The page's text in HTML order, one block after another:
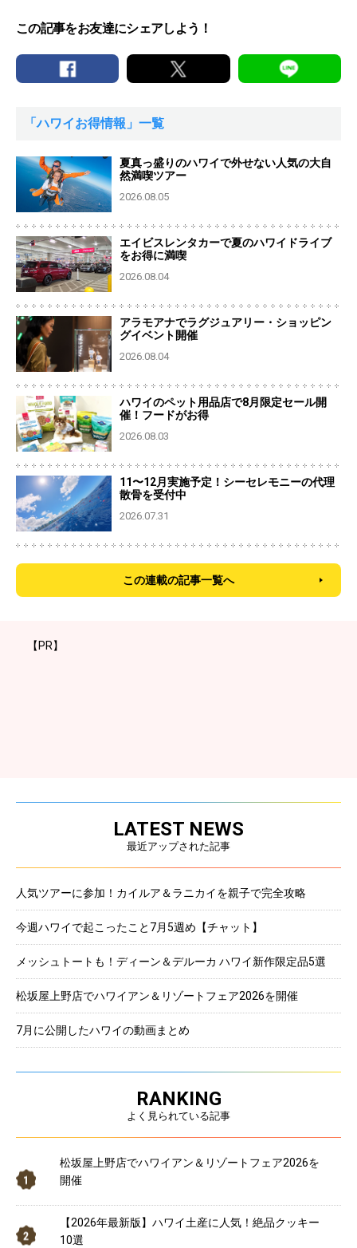
この記事をお友達にシェアしよう！
「ハワイお得情報」一覧
夏真っ盛りのハワイで外せない人気の大自
然満喫ツアー
2026.08.05
エイビスレンタカーで夏のハワイドライブ
をお得に満喫
2026.08.04
アラモアナでラグジュアリー・ショッピン
グイベント開催
2026.08.04
ハワイのペット用品店で8月限定セール開
催！フードがお得
2026.08.03
11〜12月実施予定！シーセレモニーの代理
散骨を受付中
2026.07.31
この連載の記事一覧へ
【PR】
LATEST NEWS
最近アップされた記事
人気ツアーに参加！カイルア＆ラニカイを親子で完全攻略
今週ハワイで起こったこと7月5週め【チャット】
メッシュトートも！ディーン＆デルーカ ハワイ新作限定品5選
松坂屋上野店でハワイアン＆リゾートフェア2026を開催
7月に公開したハワイの動画まとめ
RANKING
よく見られている記事
松坂屋上野店でハワイアン＆リゾートフェア2026を
開催
【2026年最新版】ハワイ土産に人気！絶品クッキー
10選